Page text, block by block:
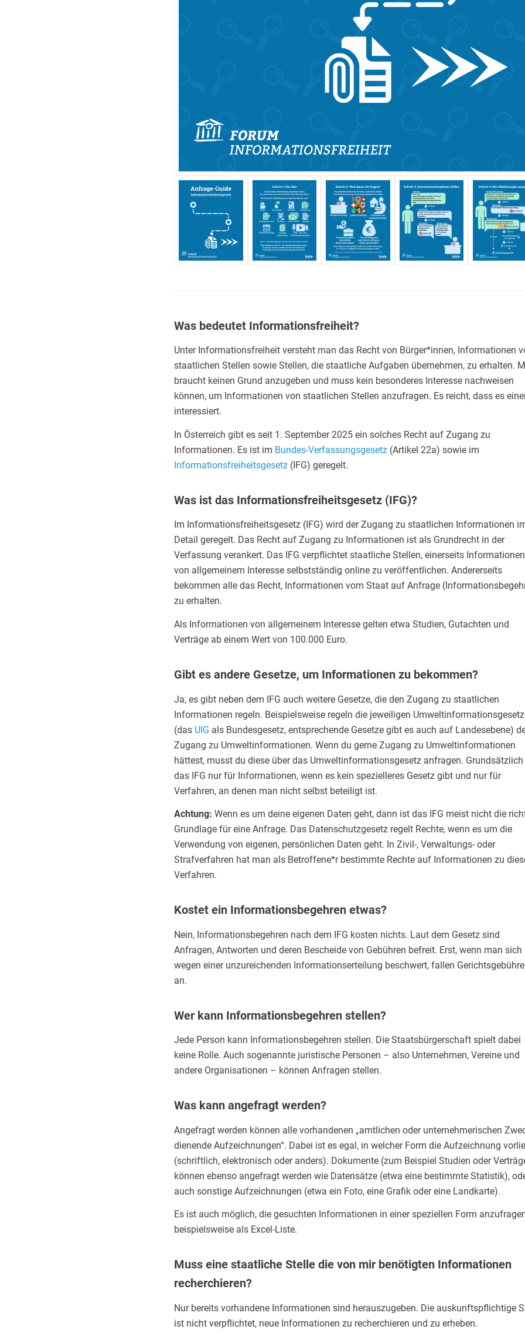
Was bedeutet Informationsfreiheit?
Unter Informationsfreiheit versteht man das Recht von Bürger*innen, Informationen
staatlichen Stellen sowie Stellen, die staatliche Aufgaben übernehmen, zu erhalten.
braucht keinen Grund anzugeben und muss kein besonderes Interesse nachweisen
können, um Informationen von staatlichen Stellen anzufragen. Es reicht, dass es
interessiert.
In Österreich gibt es seit 1. September 2025 ein solches Recht auf Zugang zu
Informationen. Es ist im Bundes-Verfassungsgesetz (Artikel 22a) sowie im
Informationsfreiheitsgesetz (IFG) geregelt.
Was ist das Informationsfreiheitsgesetz (IFG)?
Im Informationsfreiheitsgesetz (IFG) wird der Zugang zu staatlichen Informationen
Detail geregelt. Das Recht auf Zugang zu Informationen ist als Grundrecht in der
Verfassung verankert. Das IFG verpflichtet staatliche Stellen, einerseits Informationen
von allgemeinem Interesse selbstständig online zu veröffentlichen. Andererseits
bekommen alle das Recht, Informationen vom Staat auf Anfrage
zu erhalten.
Als Informationen von allgemeinem Interesse gelten etwa Studien, Gutachten und
Verträge ab einem Wert von 100.000 Euro.
Gibt es andere Gesetze, um Informationen zu bekommen?
Ja, es gibt neben dem IFG auch weitere Gesetze, die den Zugang zu staatlichen
Informationen regeln. Beispielsweise regeln die jeweiligen
(das UIG als Bundesgesetz, entsprechende Gesetze gibt es auch auf Landesebene)
Zugang zu Umweltinformationen. Wenn du gerne Zugang zu Umweltinformationen
hättest, musst du diese über das Umweltinformationsgesetz anfragen.
das IFG nur für Informationen, wenn es kein spezielleres Gesetz gibt und nur für
Verfahren, an denen man nicht selbst beteiligt ist.
Achtung: Wenn es um deine eigenen Daten geht, dann ist das IFG meist nicht die
Grundlage für eine Anfrage. Das Datenschutzgesetz regelt Rechte, wenn es um die
Verwendung von eigenen, persönlichen Daten geht. In Zivil-, Verwaltungs- oder
Strafverfahren hat man als Betroffene*r bestimmte Rechte auf Informationen zu
Verfahren.
Kostet ein Informationsbegehren etwas?
Nein, Informationsbegehren nach dem IFG kosten nichts. Laut dem Gesetz sind
Anfragen, Antworten und deren Bescheide von Gebühren befreit. Erst, wenn man sich
wegen einer unzureichenden Informationserteilung beschwert, fallen
an.
Wer kann Informationsbegehren stellen?
Jede Person kann Informationsbegehren stellen. Die Staatsbürgerschaft spielt dabei
keine Rolle. Auch sogenannte juristische Personen – also Unternehmen, Vereine und
andere Organisationen – können Anfragen stellen.
Was kann angefragt werden?
Angefragt werden können alle vorhandenen „amtlichen oder unternehmerischen
dienende Aufzeichnungen“. Dabei ist es egal, in welcher Form die Aufzeichnung
(schriftlich, elektronisch oder anders). Dokumente (zum Beispiel Studien oder
können ebenso angefragt werden wie Datensätze (etwa eine bestimmte Statistik),
auch sonstige Aufzeichnungen (etwa ein Foto, eine Grafik oder eine Landkarte).
Es ist auch möglich, die gesuchten Informationen in einer speziellen Form
beispielsweise als Excel-Liste.
Muss eine staatliche Stelle die von mir benötigten Informationen
recherchieren?
Nur bereits vorhandene Informationen sind herauszugeben. Die auskunftspflichtige
ist nicht verpflichtet, neue Informationen zu recherchieren und zu erheben.